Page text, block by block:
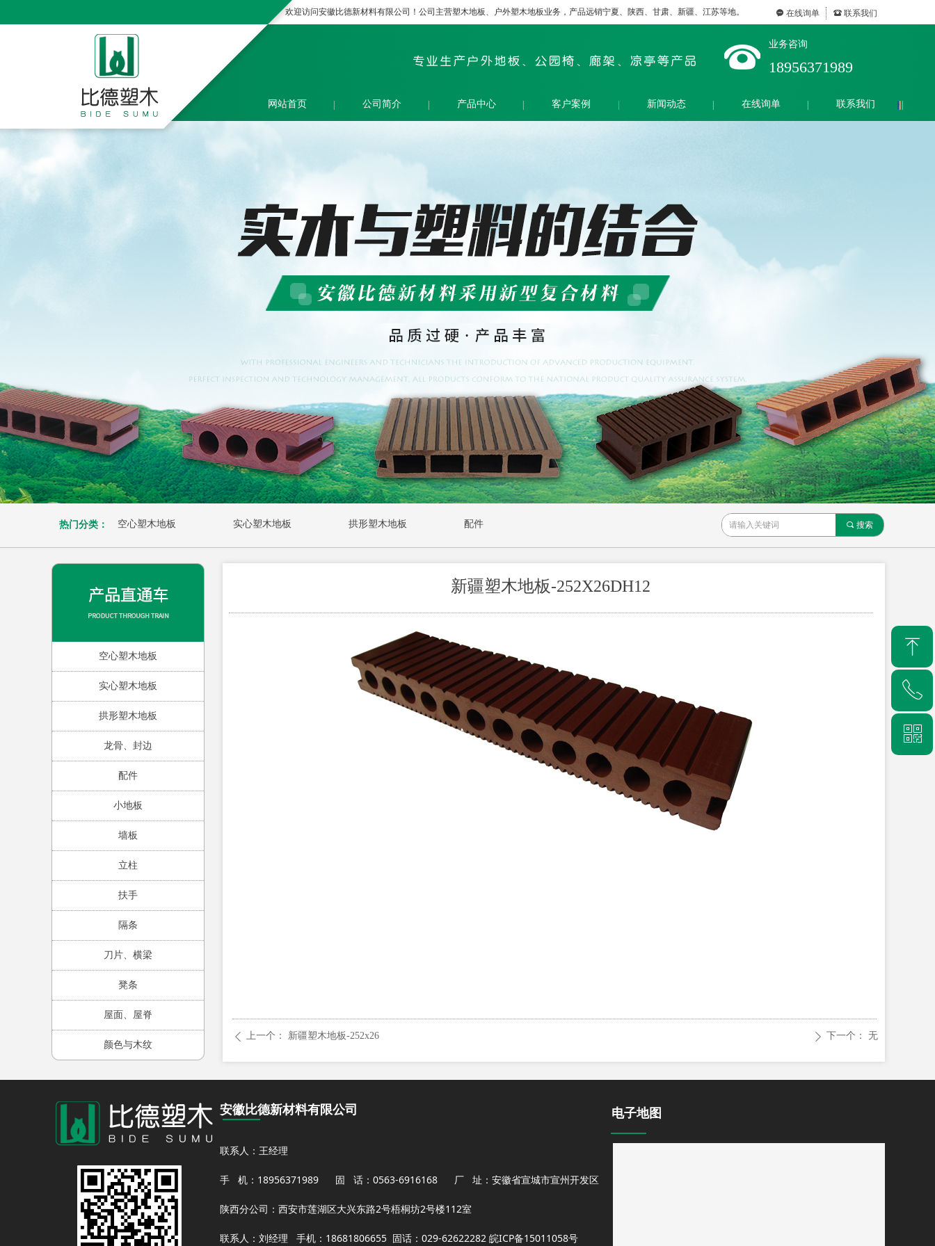
业务咨询
18956371989
网站首页 公司简介 产品中心 客户案例 新闻动态 在线询单 联系我们
欢迎访问安徽比德新材料有限公司！公司主营塑木地板、户外塑木地板业务，产品远销宁夏、陕西、甘肃、新疆、江苏等地。 끁 在线询单 뀰 联系我们
热门分类： 끠 搜索
空心塑木地板 实心塑木地板 拱形塑木地板 配件
ꄴ 上一个： 新疆塑木地板-252x26 ꄲ 下一个： 无
新疆塑木地板-252X26DH12
空心塑木地板
实心塑木地板
拱形塑木地板
龙骨、封边
配件
小地板
墙板
立柱
扶手
隔条
刀片、横梁
凳条
屋面、屋脊
颜色与木纹
安徽比德新材料有限公司
联系人：王经理
手 机：18956371989 固 话：0563-6916168 厂 址：安徽省宣城市宣州开发区
陕西分公司：西安市莲湖区大兴东路2号梧桐坊2号楼112室
联系人：刘经理 手机：18681806655 固话：029-62622282 皖ICP备15011058号
电子地图
ꁸ
回到顶部
ꂅ
18956371989
ꀥ